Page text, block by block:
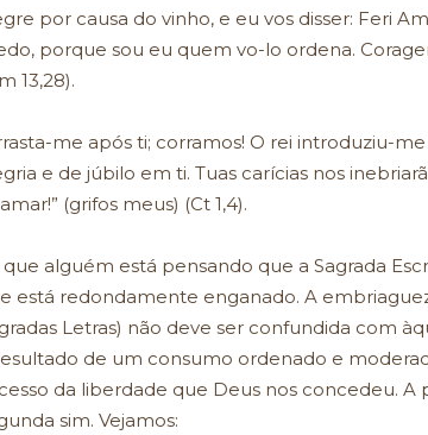
por causa do vinho, e eu vos disser: Feri
porque sou eu quem vo-lo ordena.
13,28).
me após ti; corramos! O rei introduziu-
e de júbilo em ti. Tuas carícias nos
(grifos meus) (Ct 1,4).
que alguém está pensando que a Sagrada
está redondamente enganado. A
Letras) não deve ser confundida com
de um consumo ordenado e
da liberdade que Deus nos concedeu.
sim. Vejamos: